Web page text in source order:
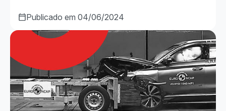
Publicado em 04/06/2024